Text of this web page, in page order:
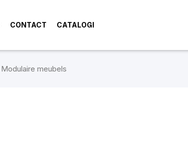
CONTACT CATALOGI
Modulaire meubels